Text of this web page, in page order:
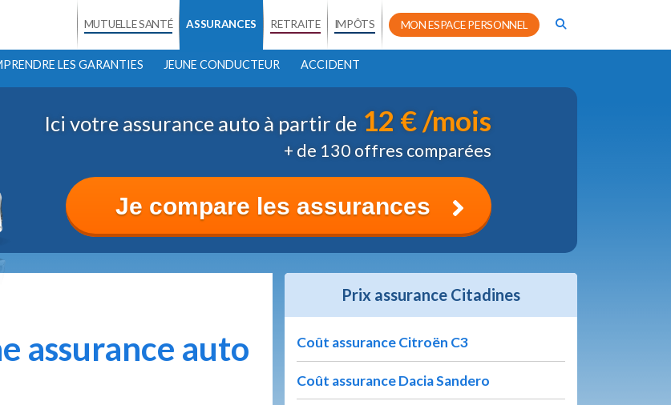
MUTUELLE SANTÉ ASSURANCES RETRAITE IMPÔTS MON ESPACE PERSONNEL
LES GARANTIES JEUNE CONDUCTEUR ACCIDENT
Ici votre assurance auto à partir de 12 € /mois
+ de 130 offres comparées
Je compare les assurances
assurance auto
Prix assurance Citadines
Coût assurance Citroën C3
Coût assurance Dacia Sandero